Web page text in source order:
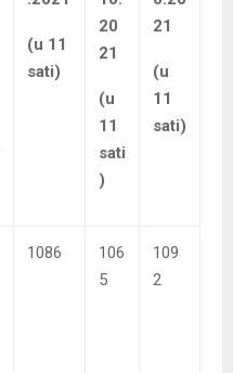
(u 11
sati)
20
21
(u
11
sati
)
21
(u
11
sati)
1086
106
5
109
2